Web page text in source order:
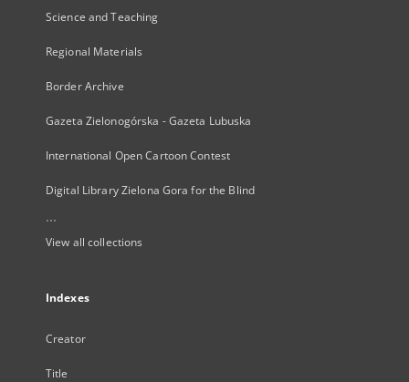
Science and Teaching
Regional Materials
Border Archive
Gazeta Zielonogórska - Gazeta Lubuska
International Open Cartoon Contest
Digital Library Zielona Gora for the Blind
...
View all collections
Indexes
Creator
Title